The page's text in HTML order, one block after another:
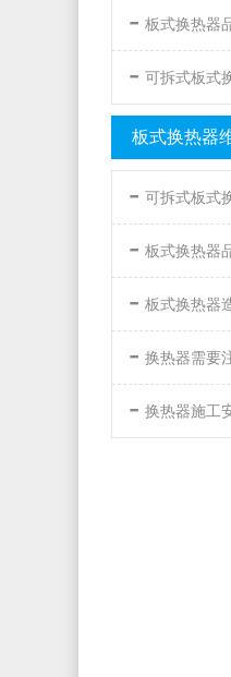
- 板式换热器
- 可拆式板式
板式换热器
- 可拆式板式
- 板式换热器
- 板式换热器
- 换热器需要
- 换热器施工